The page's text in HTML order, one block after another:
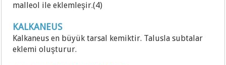
malleol ile eklemleşir.(4)
KALKANEUS
Kalkaneus en büyük tarsal kemiktir. Talusla subtalar
eklemi oluşturur.